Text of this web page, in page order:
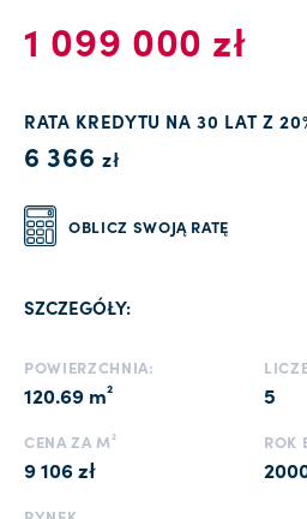
1 099 000 zł
RATA KREDYTU NA 30 LAT Z
6 366 zł
OBLICZ SWOJĄ RATĘ
SZCZEGÓŁY:
POWIERZCHNIA:
120.69 m² 5
CENA ZA M²
9 106 zł
ROK